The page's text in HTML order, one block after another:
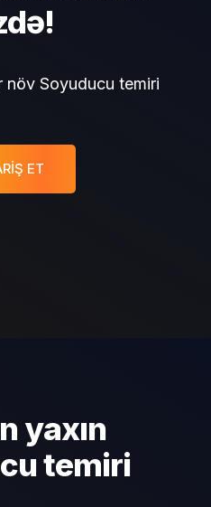
Soyuducu temiri
ET
yaxın
temiri